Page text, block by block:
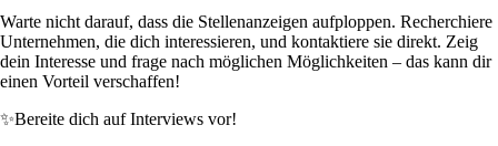
Warte nicht darauf, dass die Stellenanzeigen aufploppen. Recherchiere
Unternehmen, die dich interessieren, und kontaktiere sie direkt. Zeig
dein Interesse und frage nach möglichen Möglichkeiten – das kann dir
einen Vorteil verschaffen!
✨Bereite dich auf Interviews vor!